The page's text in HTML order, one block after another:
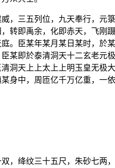
，三五列位，九天奉行，元
转即禹余，化即赤天，飞刚
。臣某年某月某日某时，於
某即於泰清洞天十二玄老元
洞天上上太上上明玉皇无极
身中，周匝亿千万亿重，一
绛纹三十五尺，朱砂七两